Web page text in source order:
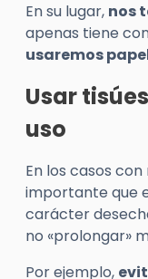
En su lugar, nos
apenas tiene
usaremos
Usar
uso
En los casos
importante que
carácter
no «prolongar»
Por ejemplo,